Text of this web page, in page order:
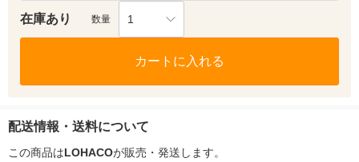
在庫あり 数量 1
カートに入れる
配送情報・送料について
この商品はLOHACOが販売・発送します。